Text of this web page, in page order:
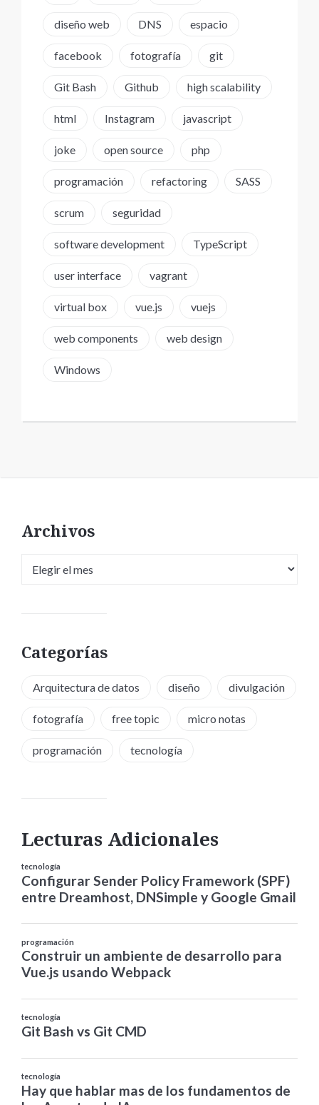
diseño web DNS espacio
facebook fotografía git
Git Bash Github high scalability
html Instagram javascript
joke open source php
programación refactoring SASS
scrum seguridad
software development TypeScript
user interface vagrant
virtual box vue.js vuejs
web components web design
Windows
Archivos
Categorías
Arquitectura de datos diseño divulgación
fotografía free topic micro notas
programación tecnología
Lecturas Adicionales